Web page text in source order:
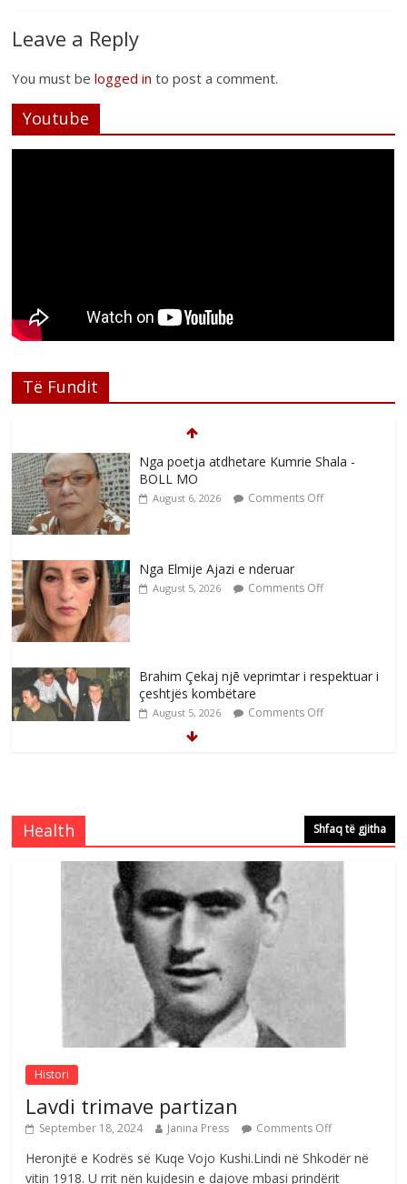
Leave a Reply
You must belogged in to post a comment.
Youtube
Të Fundit
Nga poetja atdhetare Kumrie Shala -
BOLL MO
August 6, 2026 Comments Off
Nga Elmije Ajazi e nderuar
August 5, 2026 Comments Off
Brahim Çekaj njē veprimtar i respektuar i
çeshtjës kombëtare
August 5, 2026 Comments Off
e invalidëve në Fushë Kosovë
Comments Off
Çlirimtari Agron Gërvalla me takime pune
në atdhe të shoqerisë Levizja
August 3, 2026 Comments Off
Postim me vlera nga artistja e mirëfilltë
Mimoza Gjoni
August 6, 2026 Comments Off
Health Shfaq të gjitha
Histori
Lavdi trimave partizan
September 18, 2024 Janina Press Comments Off
Heronjtë e Kodrës së Kuqe Vojo Kushi.Lindi në Shkodër në
vitin 1918. U rrit nën kujdesin e dajove mbasi prindërit